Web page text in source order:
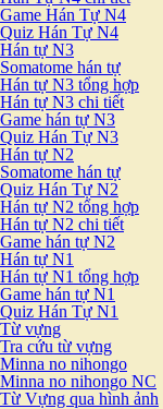
Game Hán Tự N4
Quiz Hán Tự N4
Hán tự N3
Somatome hán tự
Hán tự N3 tổng hợp
Hán tự N3 chi tiết
Game hán tự N3
Quiz Hán Tự N3
Hán tự N2
Somatome hán tự
Quiz Hán Tự N2
Hán tự N2 tổng hợp
Hán tự N2 chi tiết
Game hán tự N2
Hán tự N1
Hán tự N1 tổng hợp
Game hán tự N1
Quiz Hán Tự N1
Từ vựng
Tra cứu từ vựng
Minna no nihongo
Minna no nihongo NC
Từ Vựng qua hình ảnh